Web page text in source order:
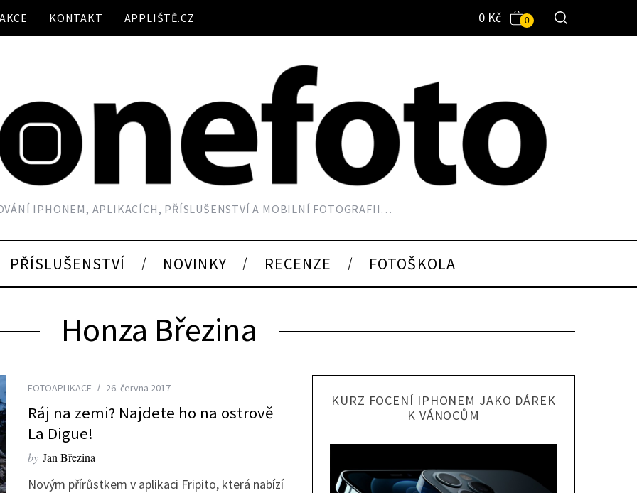
KONTAKT APPLIŠTĚ.CZ 0
0 Kč
IPHONEM, APLIKACÍCH, PŘÍSLUŠENSTVÍ A MOBILNÍ FOTOGRAFII…
PŘÍSLUŠENSTVÍ NOVINKY RECENZE FOTOŠKOLA
Honza Březina
FOTOAPLIKACE 26. června 2017
Ráj na zemi? Najdete ho na ostrově
La Digue!
by Jan Březina
Novým přírůstkem v aplikaci Fripito, která nabízí
KURZ FOCENÍ IPHONEM JAKO DÁREK
K VÁNOCŮM